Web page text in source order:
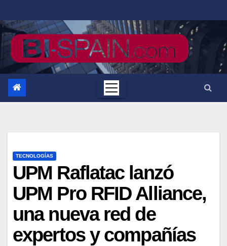
al
contenido
TECNOLOGÍAS
UPM Raflatac lanzó
UPM Pro RFID Alliance,
una nueva red de
expertos y compañías